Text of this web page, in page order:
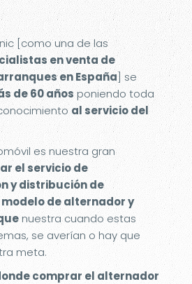
[como una de las
en venta de
en España] se
de 60 añosponiendo toda
al servicio del
es nuestra gran
el servicio de
y distribución de
de alternador y
nuestra cuando estas
se averían o hay que
meta.
comprar el alternador